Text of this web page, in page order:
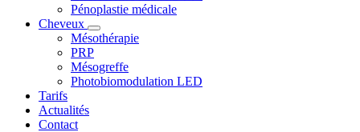
Pénoplastie médicale
Cheveux
Mésothérapie
PRP
Mésogreffe
Photobiomodulation LED
Tarifs
Actualités
Contact